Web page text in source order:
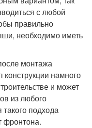
с любой
правильно
необходимо иметь
монтажа
конструкции намного
и может
из любого
подхода
фронтона.